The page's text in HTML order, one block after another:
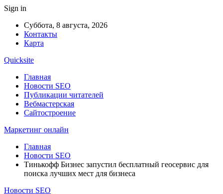
Sign in
Суббота, 8 августа, 2026
Контакты
Карта
Quicksite
Главная
Новости SEO
Публикации читателей
Вебмастерская
Сайтостроение
Маркетинг онлайн
Главная
Новости SEO
Тинькофф Бизнес запустил бесплатный геосервис для
поиска лучших мест для бизнеса
Новости SEO